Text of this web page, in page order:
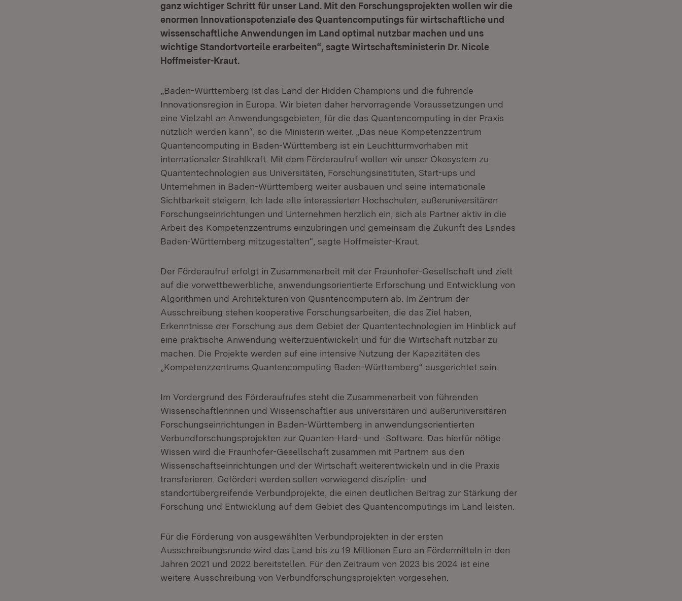
ganz wichtiger Schritt für unser Land. Mit den Forschungsprojekten wollen wir die
enormen Innovationspotenziale des Quantencomputings für wirtschaftliche und
wissenschaftliche Anwendungen im Land optimal nutzbar machen und uns
wichtige Standortvorteile erarbeiten“, sagte Wirtschaftsministerin Dr. Nicole
Hoffmeister-Kraut.
„Baden-Württemberg ist das Land der Hidden Champions und die führende
Innovationsregion in Europa. Wir bieten daher hervorragende Voraussetzungen und
eine Vielzahl an Anwendungsgebieten, für die das Quantencomputing in der Praxis
nützlich werden kann“, so die Ministerin weiter. „Das neue Kompetenzzentrum
Quantencomputing in Baden-Württemberg ist ein Leuchtturmvorhaben mit
internationaler Strahlkraft. Mit dem Förderaufruf wollen wir unser Ökosystem zu
Quantentechnologien aus Universitäten, Forschungsinstituten, Start-ups und
Unternehmen in Baden-Württemberg weiter ausbauen und seine internationale
Sichtbarkeit steigern. Ich lade alle interessierten Hochschulen, außeruniversitären
Forschungseinrichtungen und Unternehmen herzlich ein, sich als Partner aktiv in die
Arbeit des Kompetenzzentrums einzubringen und gemeinsam die Zukunft des Landes
Baden-Württemberg mitzugestalten“, sagte Hoffmeister-Kraut.
Der Förderaufruf erfolgt in Zusammenarbeit mit der Fraunhofer-Gesellschaft und zielt
auf die vorwettbewerbliche, anwendungsorientierte Erforschung und Entwicklung von
Algorithmen und Architekturen von Quantencomputern ab. Im Zentrum der
Ausschreibung stehen kooperative Forschungsarbeiten, die das Ziel haben,
Erkenntnisse der Forschung aus dem Gebiet der Quantentechnologien im Hinblick auf
eine praktische Anwendung weiterzuentwickeln und für die Wirtschaft nutzbar zu
machen. Die Projekte werden auf eine intensive Nutzung der Kapazitäten des
„Kompetenzzentrums Quantencomputing Baden-Württemberg“ ausgerichtet sein.
Im Vordergrund des Förderaufrufes steht die Zusammenarbeit von führenden
Wissenschaftlerinnen und Wissenschaftler aus universitären und außeruniversitären
Forschungseinrichtungen in Baden-Württemberg in anwendungsorientierten
Verbundforschungsprojekten zur Quanten-Hard- und -Software. Das hierfür nötige
Wissen wird die Fraunhofer-Gesellschaft zusammen mit Partnern aus den
Wissenschaftseinrichtungen und der Wirtschaft weiterentwickeln und in die Praxis
transferieren. Gefördert werden sollen vorwiegend disziplin- und
standortübergreifende Verbundprojekte, die einen deutlichen Beitrag zur Stärkung der
Forschung und Entwicklung auf dem Gebiet des Quantencomputings im Land leisten.
Für die Förderung von ausgewählten Verbundprojekten in der ersten
Ausschreibungsrunde wird das Land bis zu 19 Millionen Euro an Fördermitteln in den
Jahren 2021 und 2022 bereitstellen. Für den Zeitraum von 2023 bis 2024 ist eine
weitere Ausschreibung von Verbundforschungsprojekten vorgesehen.